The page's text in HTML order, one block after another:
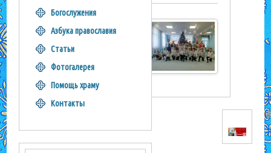
Богослужения
Азбука православия
Статьи
Фотогалерея
Помощь храму
Контакты